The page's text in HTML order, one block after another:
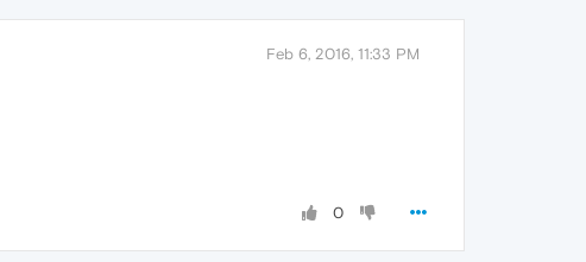
Feb 6, 2016, 11:33 PM
0